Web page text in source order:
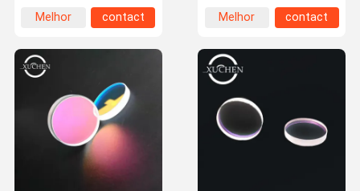
Melhor
contact
Melhor
contact